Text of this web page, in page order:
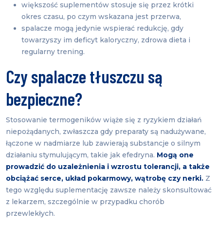
większość suplementów stosuje się przez krótki
okres czasu, po czym wskazana jest przerwa,
spalacze mogą jedynie wspierać redukcję, gdy
towarzyszy im deficyt kaloryczny, zdrowa dieta i
regularny trening.
Czy spalacze tłuszczu są
bezpieczne?
Stosowanie termogeników wiąże się z ryzykiem działań
niepożądanych, zwłaszcza gdy preparaty są nadużywane,
łączone w nadmiarze lub zawierają substancje o silnym
działaniu stymulującym, takie jak efedryna. Mogą one
prowadzić do uzależnienia i wzrostu tolerancji, a także
obciążać serce, układ pokarmowy, wątrobę czy nerki. Z
tego względu suplementację zawsze należy skonsultować
z lekarzem, szczególnie w przypadku chorób
przewlekłych.